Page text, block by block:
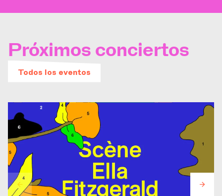
Próximos conciertos
Todos los eventos